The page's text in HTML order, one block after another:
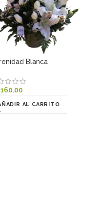
Blanca
160.00
AL CARRITO